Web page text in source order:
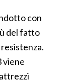
con
del fatto
viene